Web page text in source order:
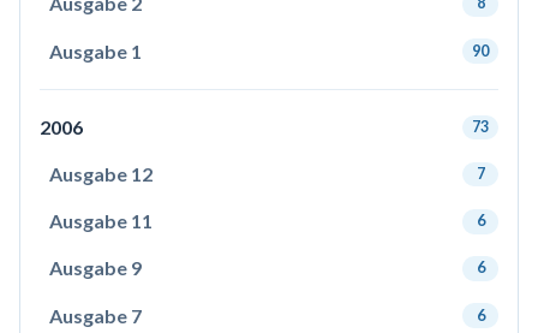
Ausgabe 1 90
2006 73
Ausgabe 12 7
Ausgabe 11 6
Ausgabe 9 6
Ausgabe 7 6